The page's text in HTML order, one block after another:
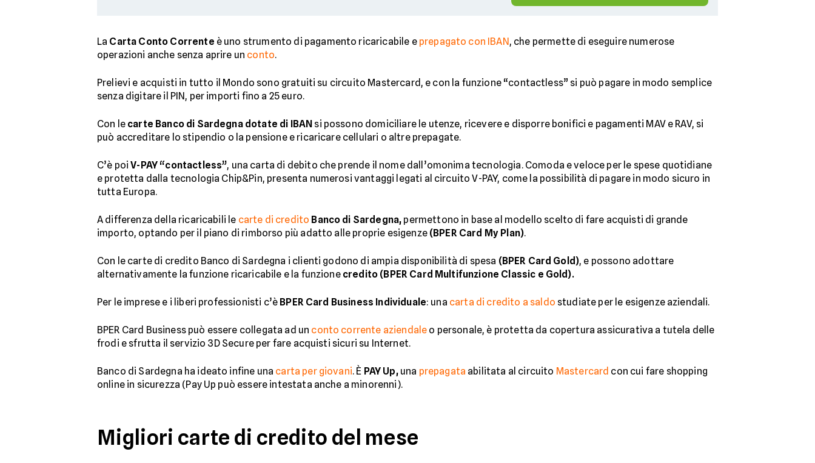
La Carta Conto Corrente è uno strumento di pagamento ricaricabile e prepagato con IBAN, che permette di eseguire numerose
operazioni anche senza aprire un conto.
Prelievi e acquisti in tutto il Mondo sono gratuiti su circuito Mastercard, e con la funzione “contactless” si può pagare in modo semplice
senza digitare il PIN, per importi fino a 25 euro.
Con le carte Banco di Sardegna dotate di IBAN si possono domiciliare le utenze, ricevere e disporre bonifici e pagamenti MAV e RAV, si
può accreditare lo stipendio o la pensione e ricaricare cellulari o altre prepagate.
C’è poiV-PAY “contactless”, una carta di debito che prende il nome dall’omonima tecnologia. Comoda e veloce per le spese quotidiane
e protetta dalla tecnologia Chip&Pin, presenta numerosi vantaggi legati al circuito V-PAY, come la possibilità di pagare in modo sicuro in
tutta Europa.
A differenza della ricaricabili le carte di credito Banco di Sardegna, permettono in base al modello scelto di fare acquisti di grande
importo, optando per il piano di rimborso più adatto alle proprie esigenze (BPER Card My Plan).
Con le carte di credito Banco di Sardegna i clienti godono di ampia disponibilità di spesa (BPER Card Gold), e possono adottare
alternativamente la funzione ricaricabile e la funzione credito (BPER Card Multifunzione Classic e Gold).
Per le imprese e i liberi professionisti c’è BPER Card Business Individuale: una carta di credito a saldo studiate per le esigenze aziendali.
BPER Card Business può essere collegata ad un conto corrente aziendale o personale, è protetta da copertura assicurativa a tutela delle
frodi e sfrutta il servizio 3D Secure per fare acquisti sicuri su Internet.
Banco di Sardegna ha ideato infine una carta per giovani. È PAY Up,una prepagata abilitata al circuito Mastercard con cui fare shopping
online in sicurezza (Pay Up può essere intestata anche a minorenni).
Migliori carte di credito del mese